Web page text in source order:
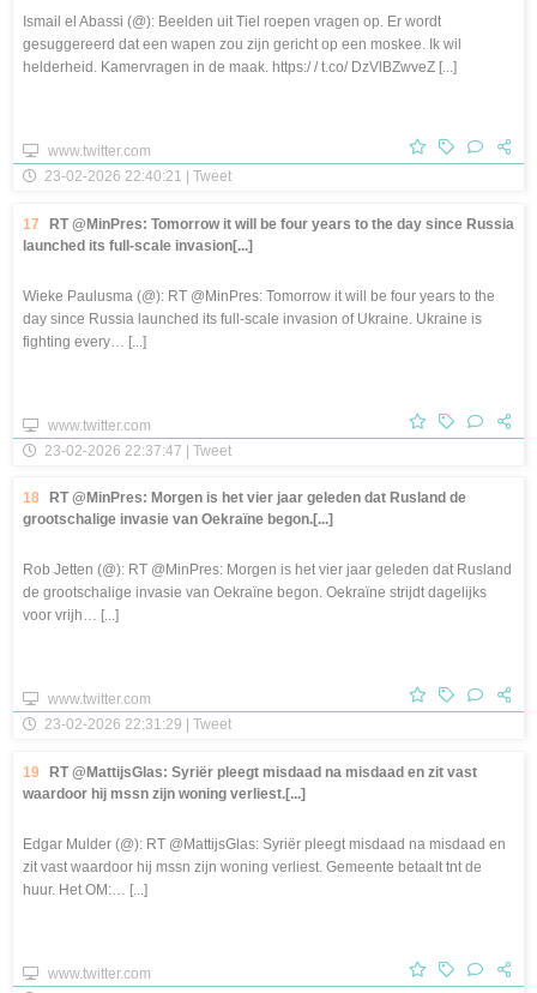
Ismail el Abassi (@): Beelden uit Tiel roepen vragen op. Er wordt
gesuggereerd dat een wapen zou zijn gericht op een moskee. Ik wil
helderheid. Kamervragen in de maak. https:/ / t.co/ DzVlBZwveZ [...]
www.twitter.com
23-02-2026 22:40:21 | Tweet
17
RT @MinPres: Tomorrow it will be four years to the day since Russia
launched its full-scale invasion[...]
Wieke Paulusma (@): RT @MinPres: Tomorrow it will be four years to the
day since Russia launched its full-scale invasion of Ukraine. Ukraine is
fighting every… [...]
www.twitter.com
23-02-2026 22:37:47 | Tweet
18
RT @MinPres: Morgen is het vier jaar geleden dat Rusland de
grootschalige invasie van Oekraïne begon.[...]
Rob Jetten (@): RT @MinPres: Morgen is het vier jaar geleden dat Rusland
de grootschalige invasie van Oekraïne begon. Oekraïne strijdt dagelijks
voor vrijh… [...]
www.twitter.com
23-02-2026 22:31:29 | Tweet
19 RT @MattijsGlas: Syriër pleegt misdaad na misdaad en zit vast
waardoor hij mssn zijn woning verliest.[...]
Edgar Mulder (@): RT @MattijsGlas: Syriër pleegt misdaad na misdaad en
zit vast waardoor hij mssn zijn woning verliest. Gemeente betaalt tnt de
huur. Het OM:… [...]
www.twitter.com